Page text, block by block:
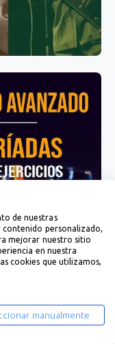
de nuestras
contenido personalizado,
mejorar nuestro sitio
en nuestra
cookies que utilizamos,
manualmente